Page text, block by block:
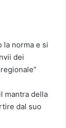
la norma e si
dei
mantra della
dal suo